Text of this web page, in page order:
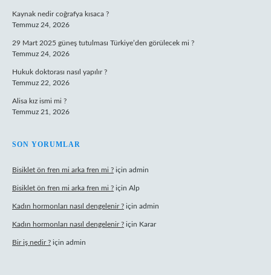
Kaynak nedir coğrafya kısaca ?
Temmuz 24, 2026
29 Mart 2025 güneş tutulması Türkiye’den görülecek mi ?
Temmuz 24, 2026
Hukuk doktorası nasıl yapılır ?
Temmuz 22, 2026
Alisa kız ismi mi ?
Temmuz 21, 2026
SON YORUMLAR
Bisiklet ön fren mi arka fren mi ? için admin
Bisiklet ön fren mi arka fren mi ? için Alp
Kadın hormonları nasıl dengelenir ? için admin
Kadın hormonları nasıl dengelenir ? için Karar
Bir iş nedir ? için admin